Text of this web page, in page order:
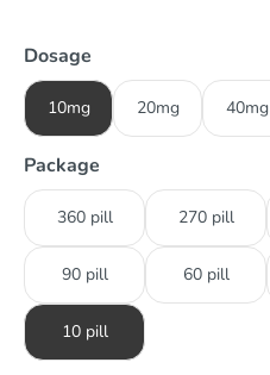
Dosage
10mg 20mg 40mg
Package
360 pill 270 pill
90 pill 60 pill
10 pill